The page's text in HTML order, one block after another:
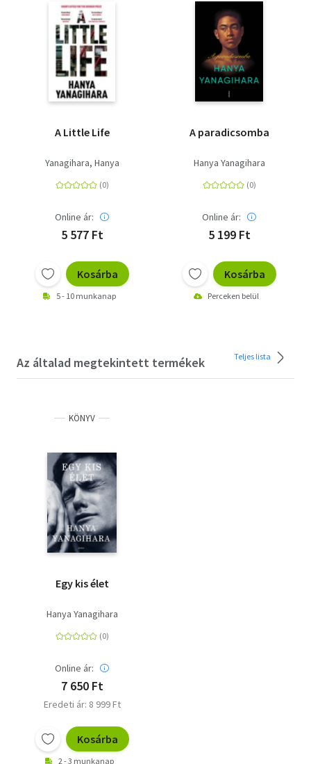
A Little Life
Yanagihara, Hanya
Online ár:
5 577 Ft
Kosárba
5 - 10 munkanap
A paradicsomba
Hanya Yanagihara
Online ár:
5 199 Ft
Kosárba
Perceken belül
Az általad megtekintett termékek Teljes lista
KÖNYV
Egy kis élet
Hanya Yanagihara
Online ár:
7 650 Ft
Eredeti ár: 8 999 Ft
Kosárba
2 - 3 munkanap